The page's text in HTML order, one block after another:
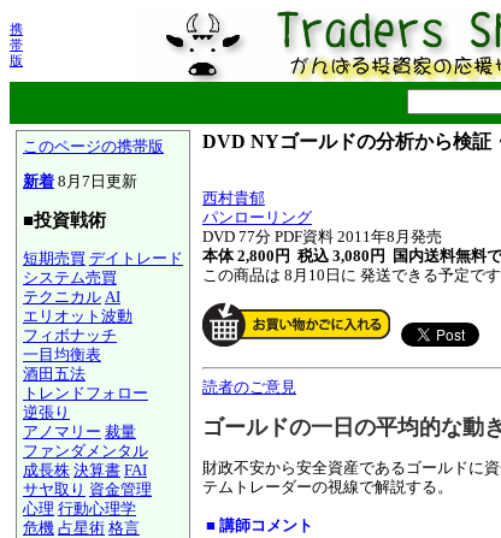
携
帯
版
このページの携帯版
新着 8月7日更新
■投資戦術
短期売買 デイトレード
システム売買
テクニカル AI
エリオット波動
フィボナッチ
一目均衡表
酒田五法
トレンドフォロー
逆張り
アノマリー 裁量
ファンダメンタル
成長株 決算書 FAI
サヤ取り 資金管理
心理 行動心理学
危機 占星術 格言
DVD NYゴールドの分析から検証
西村貴郁
パンローリング
DVD 77分 PDF資料 2011年8月発売
本体 2,800円 税込 3,080円
国内送料無料で
この商品は 8月10日に 発送できる予定です
読者のご意見
ゴールドの一日の平均的な動
財政不安から安全資産であるゴールドに
テムトレーダーの視線で解説する。
■ 講師コメント